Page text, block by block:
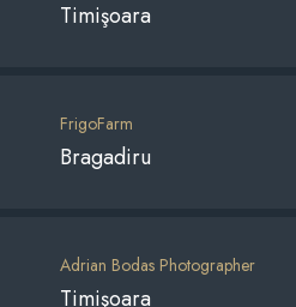
Timişoara
FrigoFarm
Bragadiru
Adrian Bodas Photographer
Timişoara